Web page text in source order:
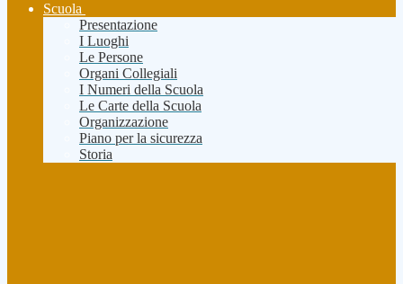
Scuola
Presentazione
I Luoghi
Le Persone
Organi Collegiali
I Numeri della Scuola
Le Carte della Scuola
Organizzazione
Piano per la sicurezza
Storia